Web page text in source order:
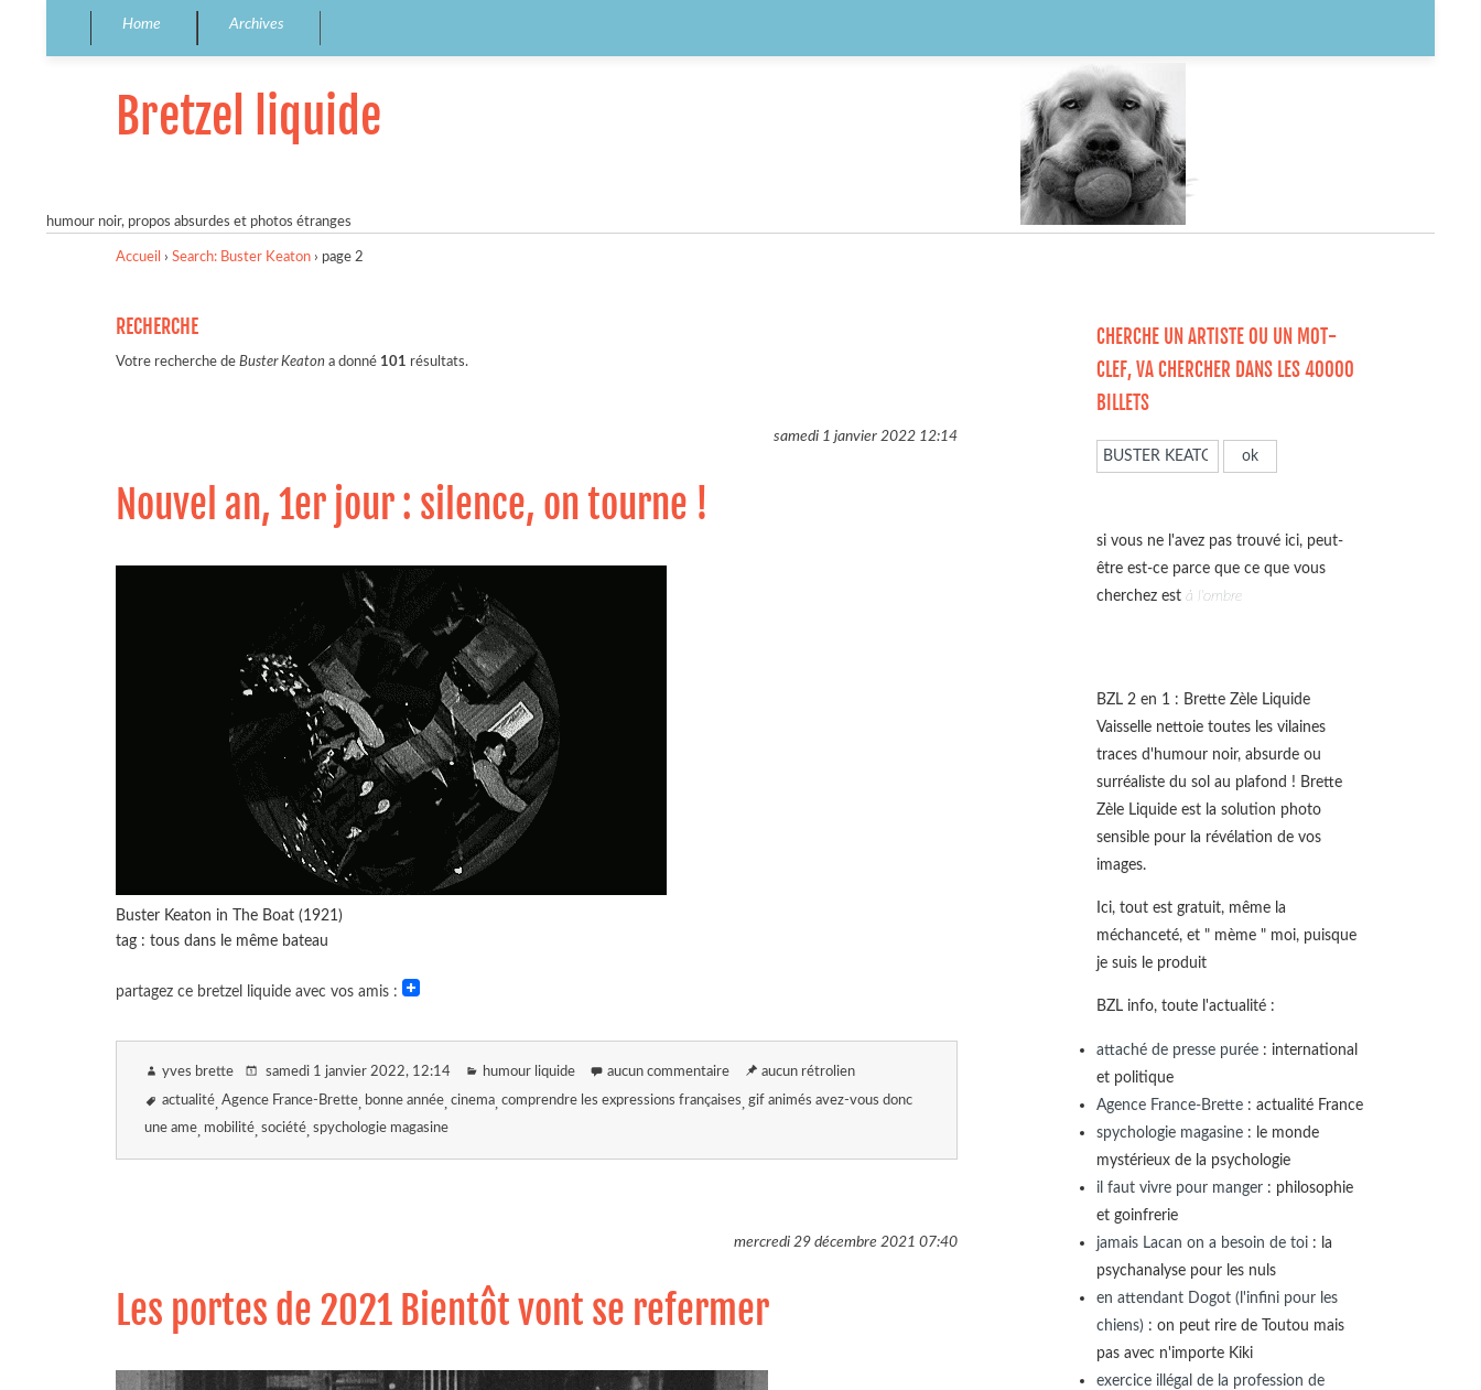
Home Archives
Bretzel liquide
humour noir, propos absurdes et photos étranges
Accueil › Search: Buster Keaton › page 2
RECHERCHE
Votre recherche de Buster Keaton a donné 101 résultats.
samedi 1 janvier 2022 12:14
Nouvel an, 1er jour : silence, on tourne !
Buster Keaton in The Boat (1921)
tag : tous dans le même bateau
partagez ce bretzel liquide avec vos amis :
yves brette samedi 1 janvier 2022, 12:14 humour liquide aucun commentaire aucun rétrolien
actualité Agence France-Brette bonne année cinema comprendre les expressions françaises gif animés avez-vous donc
une ame mobilité société spychologie magasine
mercredi 29 décembre 2021 07:40
Les portes de 2021 Bientôt vont se refermer
CHERCHE UN ARTISTE OU UN MOT-
CLEF, VA CHERCHER DANS LES 40000
BILLETS
si vous ne l'avez pas trouvé ici, peut-
être est-ce parce que ce que vous
cherchez està l'ombre
BZL 2 en 1 : Brette Zèle Liquide
Vaisselle nettoie toutes les vilaines
traces d'humour noir, absurde ou
surréaliste du sol au plafond ! Brette
Zèle Liquide est la solution photo
sensible pour la révélation de vos
images.
Ici, tout est gratuit, même la
méchanceté, et " mème " moi, puisque
je suis le produit
BZL info, toute l'actualité :
attaché de presse purée : international
et politique
Agence France-Brette : actualité France
spychologie magasine : le monde
mystérieux de la psychologie
il faut vivre pour manger : philosophie
et goinfrerie
jamais Lacan on a besoin de toi : la
psychanalyse pour les nuls
en attendant Dogot (l'infini pour les
chiens) : on peut rire de Toutou mais
pas avec n'importe Kiki
exercice illégal de la profession de